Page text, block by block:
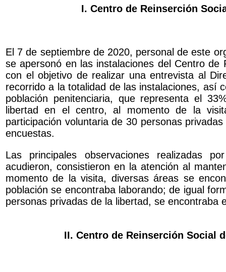
I. Centro de Reinserción
El 7 de septiembre de 2020, personal de este
se apersonó en las instalaciones del Centro de
con el objetivo de realizar una entrevista al
recorrido a la totalidad de las instalaciones, así
población penitenciaria, que representa el
libertad en el centro, al momento de la
participación voluntaria de 30 personas
encuestas.
Las principales observaciones realizadas
acudieron, consistieron en la atención al
momento de la visita, diversas áreas se
población se encontraba laborando; de igual
personas privadas de la libertad, se encontraba
II. Centro de Reinserción Social